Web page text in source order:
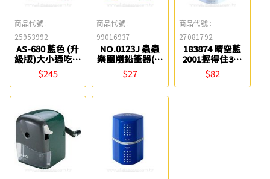
商品代號 :
25953992
AS-680 藍色 (升
級版)大小通吃電
動削鉛筆機
Tomato
$245
商品代號 :
99016937
NO.0123J 蟲蟲
樂團削鉛筆器(大
筆專用) SDI
$27
商品代號 :
27081792
183874 晴空藍
2001握得住3用
削筆器 FABER-
CASTELL
$82